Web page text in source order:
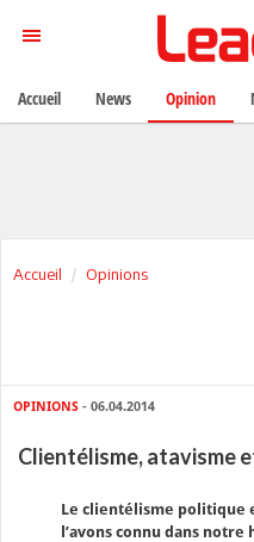
Accueil Opinions
OPINIONS - 06.04.2014
Clientélisme, atavisme
Le clientélisme politique
l’avons connu dans
Accueil News Opinion